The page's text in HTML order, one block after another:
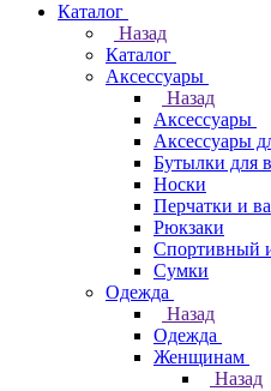
Каталог
Назад
Каталог
Аксессуары
Назад
Аксессуары
Аксессуары
Бутылки для
Носки
Перчатки и
Рюкзаки
Спортивный
Сумки
Одежда
Назад
Одежда
Женщинам
Назад